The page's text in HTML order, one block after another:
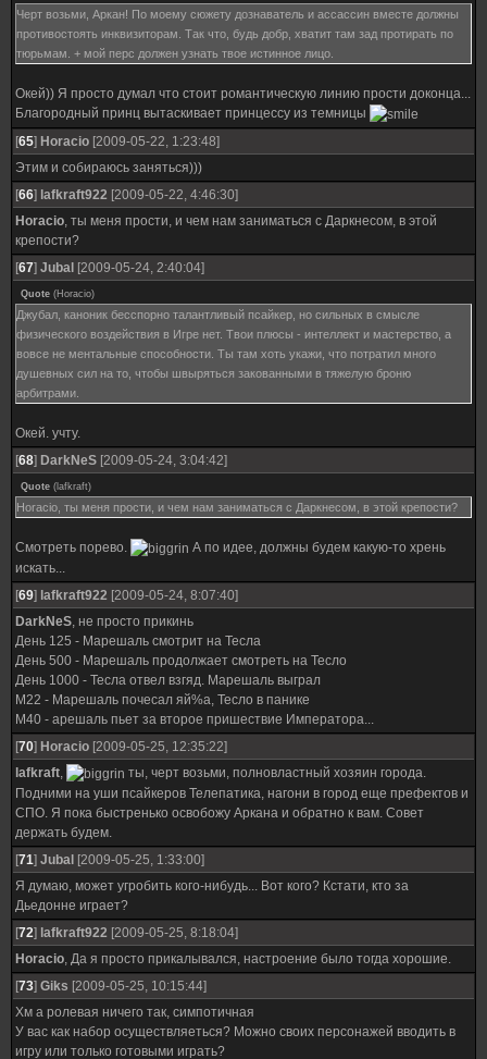
Черт возьми, Аркан! По моему сюжету дознаватель и ассассин вместе должны
противостоять инквизиторам. Так что, будь добр, хватит там зад протирать по
тюрьмам. + мой перс должен узнать твое истинное лицо.
Окей)) Я просто думал что стоит романтическую линию прости доконца...
Благородный принц вытаскивает принцессу из темницы
[65] Horacio [2009-05-22, 1:23:48]
Этим и собираюсь заняться)))
[66] lafkraft922 [2009-05-22, 4:46:30]
Horacio, ты меня прости, и чем нам заниматься с Даркнесом, в этой
крепости?
[67] Jubal [2009-05-24, 2:40:04]
Quote (Horacio)
Джубал, каноник бесспорно талантливый псайкер, но сильных в смысле
физического воздействия в Игре нет. Твои плюсы - интеллект и мастерство, а
вовсе не ментальные способности. Ты там хоть укажи, что потратил много
душевных сил на то, чтобы швыряться закованными в тяжелую броню
арбитрами.
Окей. учту.
[68] DarkNeS [2009-05-24, 3:04:42]
Quote ( lafkraft)
Horacio, ты меня прости, и чем нам заниматься с Даркнесом, в этой крепости?
Смотреть порево.
А по идее, должны будем какую-то хрень
искать...
[69] lafkraft922 [2009-05-24, 8:07:40]
DarkNeS, не просто прикинь
День 125 - Марешаль смотрит на Тесла
День 500 - Марешаль продолжает смотреть на Тесло
День 1000 - Тесла отвел взгяд. Марешаль выграл
М22 - Марешаль почесал яй%а, Тесло в панике
М40 - арешаль пьет за второе пришествие Императора...
[70] Horacio [2009-05-25, 12:35:22]
lafkraft,
ты, черт возьми, полновластный хозяин города.
Подними на уши псайкеров Телепатика, нагони в город еще префектов и
СПО. Я пока быстренько освобожу Аркана и обратно к вам. Совет
держать будем.
[71] Jubal [2009-05-25, 1:33:00]
Я думаю, может угробить кого-нибудь... Вот кого? Кстати, кто за
Дьедонне играет?
[72] lafkraft922 [2009-05-25, 8:18:04]
Horacio, Да я просто прикалывался, настроение было тогда хорошие.
[73] Giks [2009-05-25, 10:15:44]
Хм а ролевая ничего так, симпотичная
У вас как набор осуществляеться? Можно своих персонажей вводить в
игру или только готовыми играть?